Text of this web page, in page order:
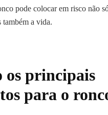
pode colocar em risco não
também a vida.
os principais
para o